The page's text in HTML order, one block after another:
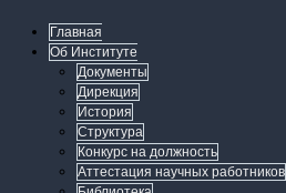
Главная
Об Институте
Документы
Дирекция
История
Структура
Конкурс на должность
Аттестация научных работников